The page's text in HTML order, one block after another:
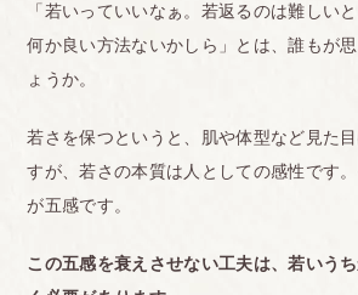
「若いっていいなぁ。若返るのは難しい
何か良い方法ないかしら」とは、誰もが
ょうか。
若さを保つというと、肌や体型など見た
すが、若さの本質は人としての感性です
が五感です。
この五感を衰えさせない工夫は、若いう